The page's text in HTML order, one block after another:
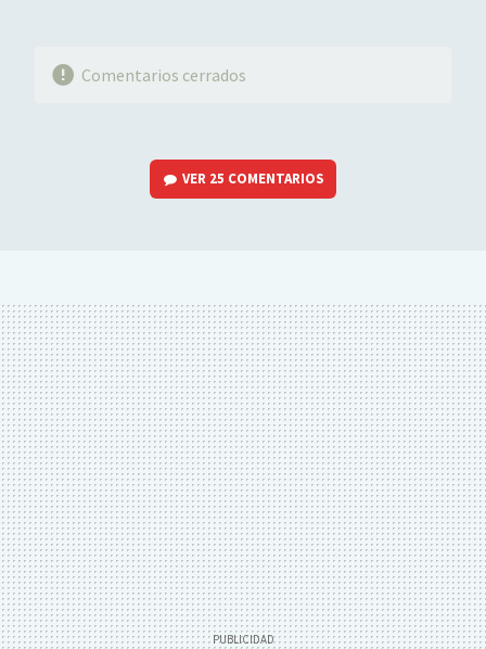
Comentarios cerrados
VER 25 COMENTARIOS